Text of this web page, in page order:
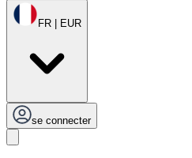
FR | EUR
se connecter